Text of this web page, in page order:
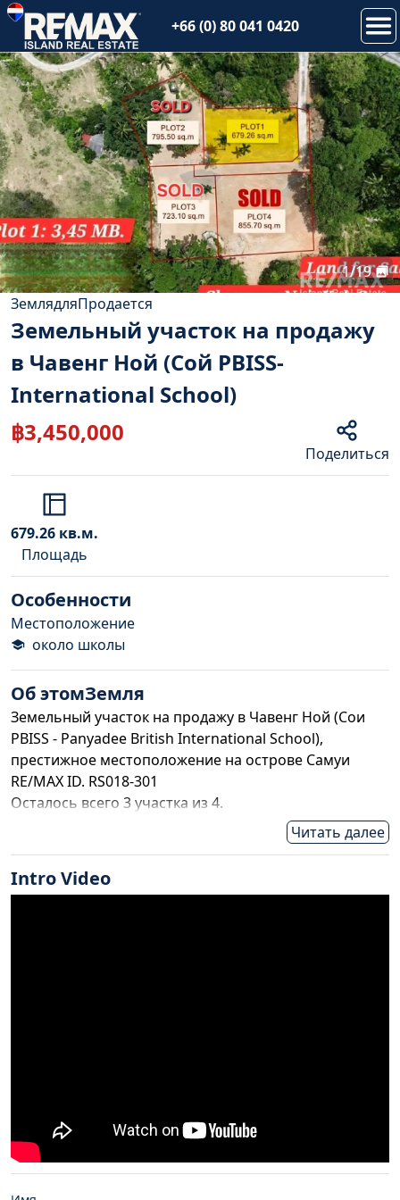
+66 (0) 80 041 0420
1/19
ЗемлядляПродается
Земельный участок на продажу
в Чавенг Ной (Сой PBISS-
International School)
฿3,450,000
Поделиться
679.26 кв.м.
Площадь
Особенности
Местоположение
около школы
Об этомЗемля
Земельный участок на продажу в Чавенг Ной (Сои
PBISS - Panyadee British International School),
престижное местоположение на острове Самуи
RE/MAX ID. RS018-301
Осталось всего 3 участка из 4.
Редкая возможность приобрести землю в тихом,
природном месте, в окружении кокосовых пальм.
Идеально подходит для частной резиденции или
инвестиции в арендную виллу.
В окружении природы, с частичным видом на горы
Электричество доступно поблизости
Безопасное, тихое и жилое место
Читать далее
Intro Video